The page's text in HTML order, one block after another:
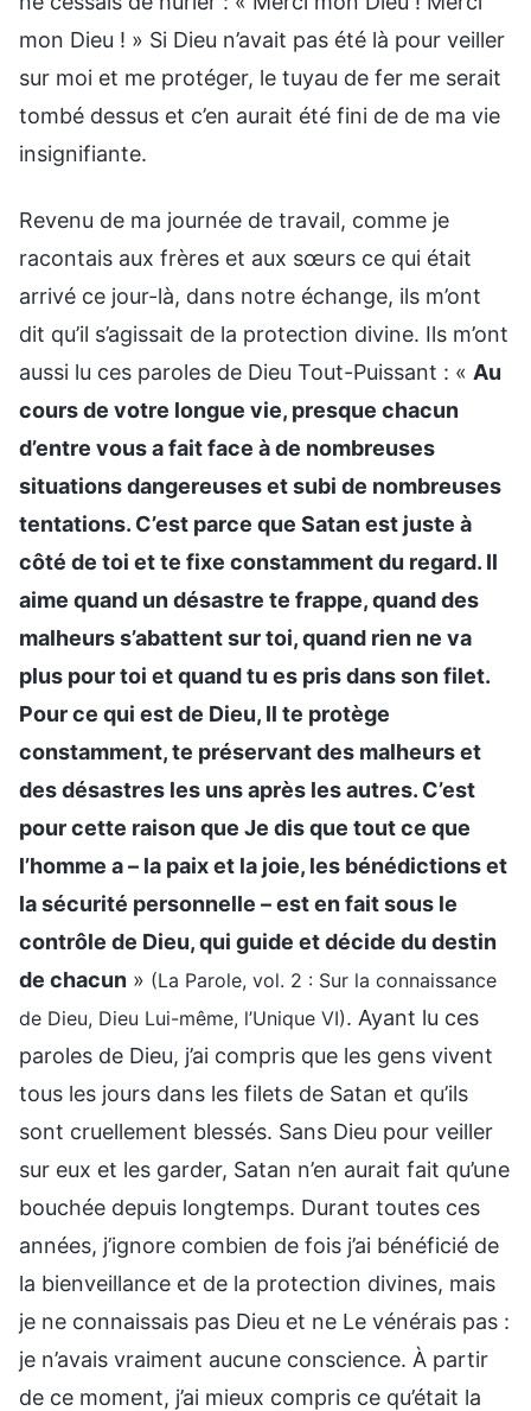
mon Dieu ! » Si Dieu n’avait pas été là pour veiller
sur moi et me protéger, le tuyau de fer me serait
tombé dessus et c’en aurait été fini de de ma vie
insignifiante.
Revenu de ma journée de travail, comme je
racontais aux frères et aux sœurs ce qui était
arrivé ce jour-là, dans notre échange, ils m’ont
dit qu’il s’agissait de la protection divine. Ils m’ont
aussi lu ces paroles de Dieu Tout-Puissant : « Au
cours de votre longue vie, presque chacun
d’entre vous a fait face à de nombreuses
situations dangereuses et subi de nombreuses
tentations. C’est parce que Satan est juste à
côté de toi et te fixe constamment du regard. Il
aime quand un désastre te frappe, quand des
malheurs s’abattent sur toi, quand rien ne va
plus pour toi et quand tu es pris dans son filet.
Pour ce qui est de Dieu, Il te protège
constamment, te préservant des malheurs et
des désastres les uns après les autres. C’est
pour cette raison que Je dis que tout ce que
l’homme a – la paix et la joie, les bénédictions et
la sécurité personnelle – est en fait sous le
contrôle de Dieu, qui guide et décide du destin
de chacun » (La Parole, vol. 2 : Sur la connaissance
de Dieu, Dieu Lui-même, l’Unique VI). Ayant lu ces
paroles de Dieu, j’ai compris que les gens vivent
tous les jours dans les filets de Satan et qu’ils
sont cruellement blessés. Sans Dieu pour veiller
sur eux et les garder, Satan n’en aurait fait qu’une
bouchée depuis longtemps. Durant toutes ces
années, j’ignore combien de fois j’ai bénéficié de
la bienveillance et de la protection divines, mais
je ne connaissais pas Dieu et ne Le vénérais pas :
je n’avais vraiment aucune conscience. À partir
de ce moment, j’ai mieux compris ce qu’était la